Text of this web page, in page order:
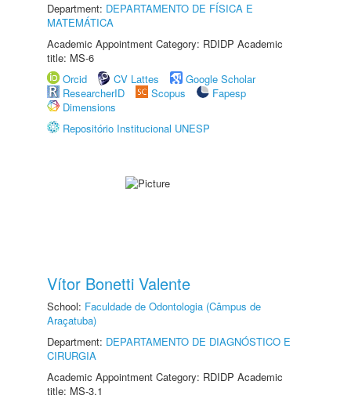
Department: DEPARTAMENTO DE FÍSICA E
MATEMÁTICA
Academic Appointment Category: RDIDP Academic
title: MS-6
Orcid
CV Lattes
Google Scholar
ResearcherID
Scopus
Fapesp
Dimensions
Repositório Institucional UNESP
Vítor Bonetti Valente
School: Faculdade de Odontologia (Câmpus de
Araçatuba)
Department: DEPARTAMENTO DE DIAGNÓSTICO E
CIRURGIA
Academic Appointment Category: RDIDP Academic
title: MS-3.1